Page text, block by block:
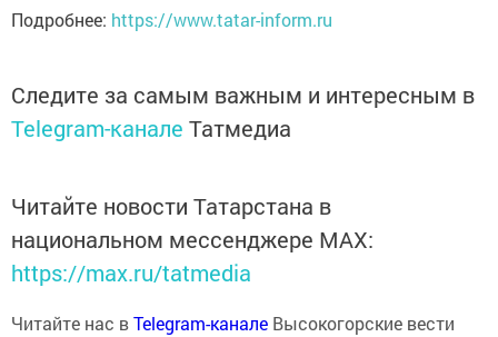
Подробнее: https://www.tatar-inform.ru
Следите за самым важным и интересным в
Telegram-канале Татмедиа
Читайте новости Татарстана в
национальном мессенджере MАХ:
https://max.ru/tatmedia
Читайте нас вTelegram-канале Высокогорские вести